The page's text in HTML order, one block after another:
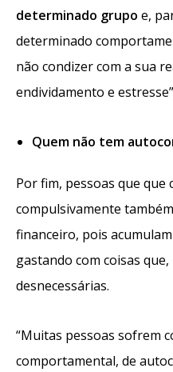
determinado grupo e,
determinado
não condizer com a sua
endividamento e
Quem não tem
Por fim, pessoas que que
compulsivamente
financeiro, pois
gastando com coisas
desnecessárias.
“Muitas pessoas sofrem
comportamental, de